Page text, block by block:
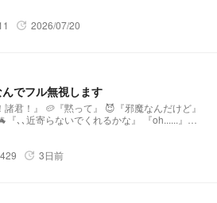
update 2026/07/20
でフル無視します
😈『邪魔なんだけど』
､近寄らないでくれるかな』 『oh......』
🔞ver ➯
429 update 3日前